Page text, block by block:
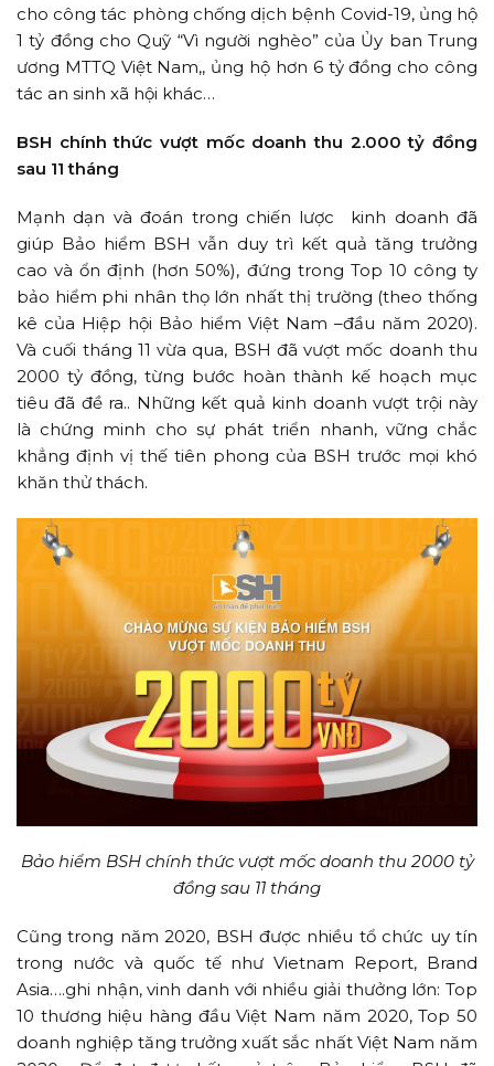
cho công tác phòng chống dịch bệnh Covid-19, ủng hộ
1 tỷ đồng cho Quỹ “Vì người nghèo” của Ủy ban Trung
ương MTTQ Việt Nam,, ủng hộ hơn 6 tỷ đồng cho công
tác an sinh xã hội khác…
BSH chính thức vượt mốc doanh thu 2.000 tỷ đồng
sau 11 tháng
Mạnh dạn và đoán trong chiến lược kinh doanh đã
giúp Bảo hiểm BSH vẫn duy trì kết quả tăng trưởng
cao và ổn định (hơn 50%), đứng trong Top 10 công ty
bảo hiểm phi nhân thọ lớn nhất thị trường (theo thống
kê của Hiệp hội Bảo hiểm Việt Nam –đầu năm 2020).
Và cuối tháng 11 vừa qua, BSH đã vượt mốc doanh thu
2000 tỷ đồng, từng bước hoàn thành kế hoạch mục
tiêu đã đề ra.. Những kết quả kinh doanh vượt trội này
là chứng minh cho sự phát triển nhanh, vững chắc
khẳng định vị thế tiên phong của BSH trước mọi khó
khăn thử thách.
Bảo hiểm BSH chính thức vượt mốc doanh thu 2000 tỷ
đồng sau 11 tháng
Cũng trong năm 2020, BSH được nhiều tổ chức uy tín
trong nước và quốc tế như Vietnam Report, Brand
Asia….ghi nhận, vinh danh với nhiều giải thưởng lớn: Top
10 thương hiệu hàng đầu Việt Nam năm 2020, Top 50
doanh nghiệp tăng trưởng xuất sắc nhất Việt Nam năm